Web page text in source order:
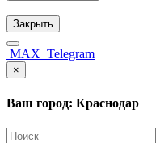
Закрыть
MAX Telegram
×
Ваш город: Краснодар